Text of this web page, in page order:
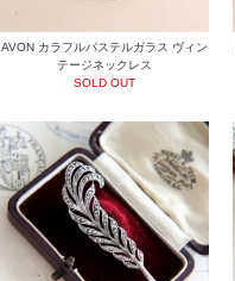
AVON カラフルパステルガラス ヴィン
テージネックレス
SOLD OUT